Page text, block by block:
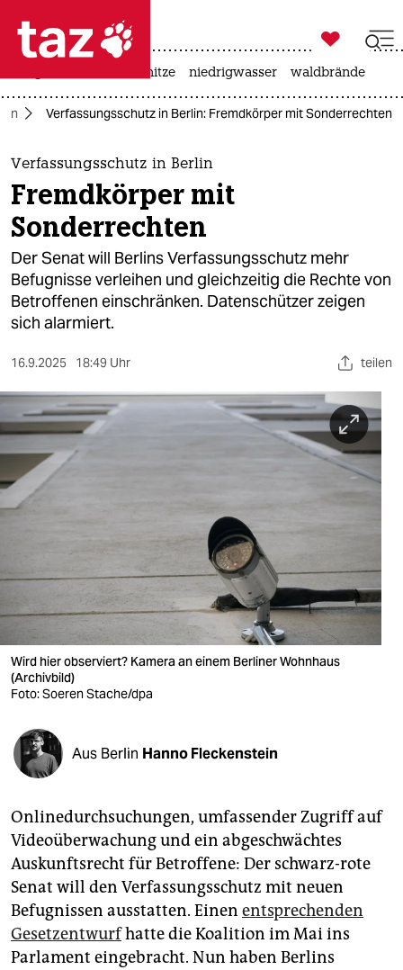
 taz zahl ich
taz zahl ich
themen
politik
öko
gesellschaft
kultur
sport
berlin
nord
wahrheit
veranstaltungen
shop
fragen & hilfe
unterstützen
abo
genossenschaft
epaper login

taz zahl ich
hitze niedrigwasser waldbrände
Verfassungsschutz in Berlin: Fremdkörper mit Sonderrechten
Verfassungsschutz in Berlin
Fremdkörper mit
Sonderrechten
Der Senat will Berlins Verfassungsschutz mehr
Befugnisse verleihen und gleichzeitig die Rechte von
Betroffenen einschränken. Datenschützer zeigen
sich alarmiert.
16.9.2025 18:49 Uhr teilen
Wird hier observiert? Kamera an einem Berliner Wohnhaus
(Archivbild)
Foto: Soeren Stache/dpa
Aus Berlin Hanno Fleckenstein
Onlinedurchsuchungen, umfassender Zugriff auf
Videoüberwachung und ein abgeschwächtes
Auskunftsrecht für Betroffene: Der schwarz-rote
Senat will den Verfassungsschutz mit neuen
Befugnissen ausstatten. Einen entsprechenden
Gesetzentwurfhatte die Koalition im Mai ins
Parlament eingebracht. Nun haben Berlins